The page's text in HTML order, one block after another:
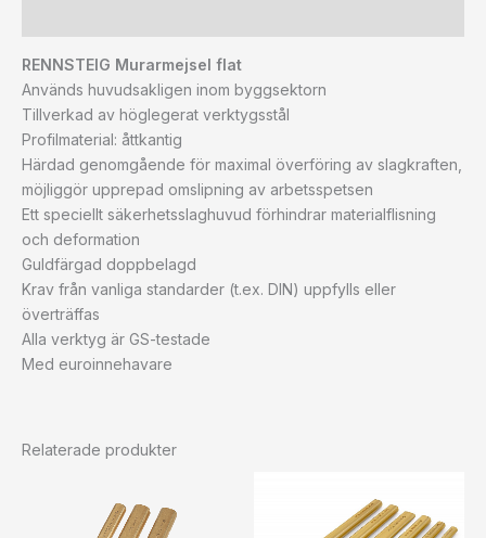
RENNSTEIG Murarmejsel flat
Används huvudsakligen inom byggsektorn
Tillverkad av höglegerat verktygsstål
Profilmaterial: åttkantig
Härdad genomgående för maximal överföring av slagkraften,
möjliggör upprepad omslipning av arbetsspetsen
Ett speciellt säkerhetsslaghuvud förhindrar materialflisning
och deformation
Guldfärgad doppbelagd
Krav från vanliga standarder (t.ex. DIN) uppfylls eller
överträffas
Alla verktyg är GS-testade
Med euroinnehavare
Relaterade produkter